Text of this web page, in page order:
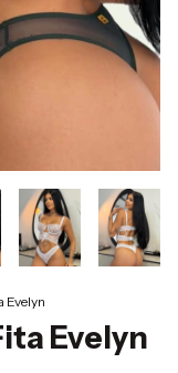
Evelyn
Evelyn